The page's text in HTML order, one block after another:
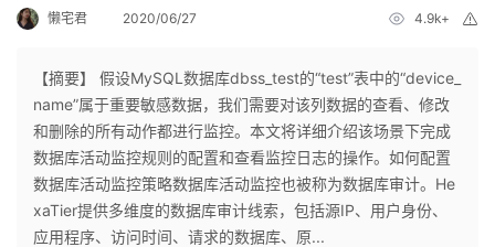
个
人
我
懒宅君 2020/06/27 4.9k+
【摘要】 假设MySQL数据库dbss_test的“test”表中的“device_
name”属于重要敏感数据，我们需要对该列数据的查看、修改
和删除的所有动作都进行监控。本文将详细介绍该场景下完成
数据库活动监控规则的配置和查看监控日志的操作。如何配置
数据库活动监控策略数据库活动监控也被称为数据库审计。He
xaTier提供多维度的数据库审计线索，包括源IP、用户身份、
应用程序、访问时间、请求的数据库、原...